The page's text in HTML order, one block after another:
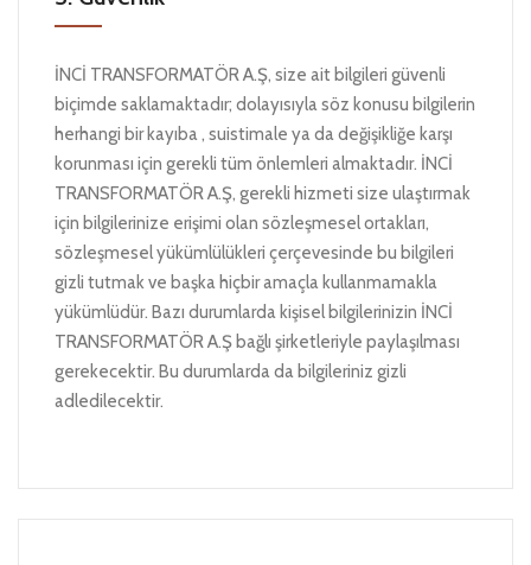
İNCİ TRANSFORMATÖR A.Ş, size ait bilgileri güvenli
biçimde saklamaktadır; dolayısıyla söz konusu bilgilerin
herhangi bir kayıba , suistimale ya da değişikliğe karşı
korunması için gerekli tüm önlemleri almaktadır. İNCİ
TRANSFORMATÖR A.Ş, gerekli hizmeti size ulaştırmak
için bilgilerinize erişimi olan sözleşmesel ortakları,
sözleşmesel yükümlülükleri çerçevesinde bu bilgileri
gizli tutmak ve başka hiçbir amaçla kullanmamakla
yükümlüdür. Bazı durumlarda kişisel bilgilerinizin İNCİ
TRANSFORMATÖR A.Ş bağlı şirketleriyle paylaşılması
gerekecektir. Bu durumlarda da bilgileriniz gizli
adledilecektir.